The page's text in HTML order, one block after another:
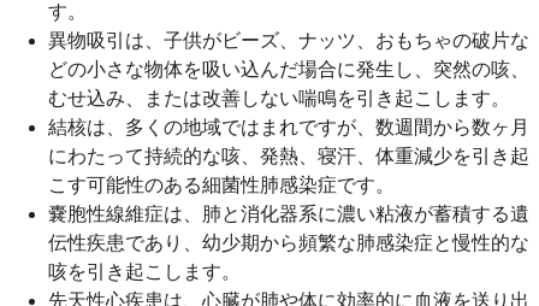
す。
異物吸引は、子供がビーズ、ナッツ、おもちゃの破片な
どの小さな物体を吸い込んだ場合に発生し、突然の咳、
むせ込み、または改善しない喘鳴を引き起こします。
結核は、多くの地域ではまれですが、数週間から数ヶ月
にわたって持続的な咳、発熱、寝汗、体重減少を引き起
こす可能性のある細菌性肺感染症です。
嚢胞性線維症は、肺と消化器系に濃い粘液が蓄積する遺
伝性疾患であり、幼少期から頻繁な肺感染症と慢性的な
咳を引き起こします。
先天性心疾患は、心臓が肺や体に効率的に血液を送り出